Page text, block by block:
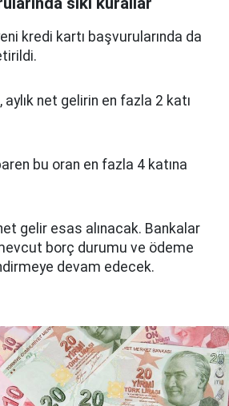
kredi kartı başvurularında da
aylık net gelirin en fazla 2 katı
bu oran en fazla 4 katına
gelir esas alınacak. Bankalar
borç durumu ve ödeme
devam edecek.